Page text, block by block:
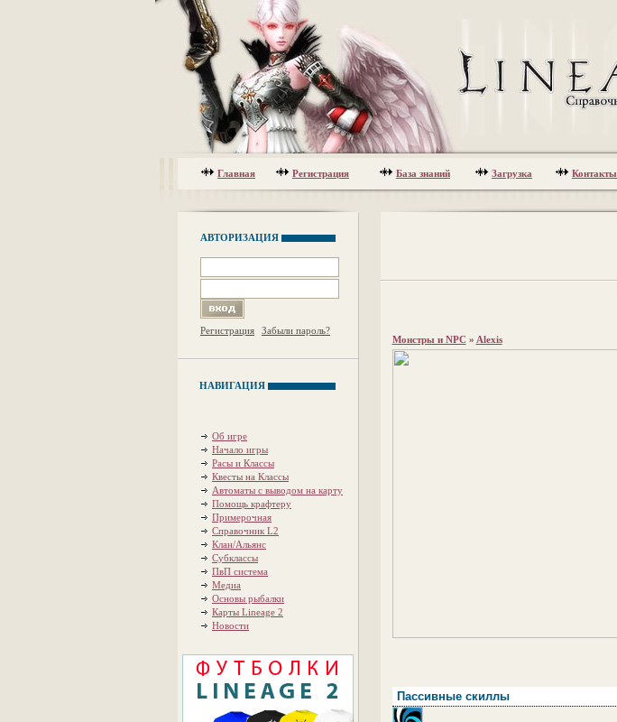
Главная Регистрация База знаний Загрузка Контакты
АВТОРИЗАЦИЯ
Регистрация Забыли пароль?
НАВИГАЦИЯ
Об игре
Начало игры
Расы и Классы
Квесты на Классы
Автоматы с выводом на карту
Помощь крафтеру
Примерочная
Справочник L2
Клан/Альянс
Субклассы
ПвП система
Медиа
Основы рыбалки
Карты Lineage 2
Новости
Монстры и NPC » Alexis
Пассивные скиллы